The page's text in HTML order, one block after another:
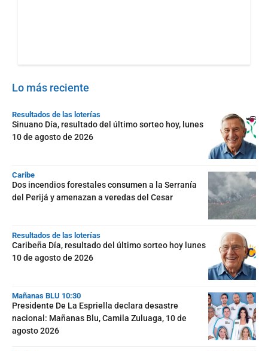
Lo más reciente
Resultados de las loterías
Sinuano Día, resultado del último sorteo hoy, lunes
10 de agosto de 2026
Caribe
Dos incendios forestales consumen a la Serranía
del Perijá y amenazan a veredas del Cesar
Resultados de las loterías
Caribeña Día, resultado del último sorteo hoy lunes
10 de agosto de 2026
Mañanas BLU 10:30
Presidente De La Espriella declara desastre
nacional: Mañanas Blu, Camila Zuluaga, 10 de
agosto 2026